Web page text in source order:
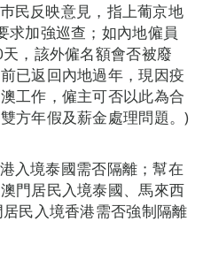
民反映意見，指上葡京地
求加強巡查；如內地僱員
，該外僱名額會否被廢
已返回內地過年，現因疫
工作，僱主可否以此為合
方年假及薪金處理問題。)
入境泰國需否隔離；幫在
門居民入境泰國、馬來西
民入境香港需否強制隔離